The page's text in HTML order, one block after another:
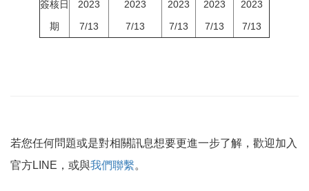
簽核日
期
2023
7/13
2023
7/13
2023
7/13
2023
7/13
2023
7/13
若您任何問題或是對相關訊息想要更進一步了解，歡迎加入
官方LINE，或與我們聯繫。